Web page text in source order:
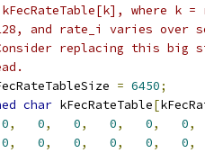
where k
and rate_i varies over
replacing this big
= 6450;
char kFecRateTable[
0, 0, 0, 0, 0, 0,
0, 0, 0, 0, 0, 0,